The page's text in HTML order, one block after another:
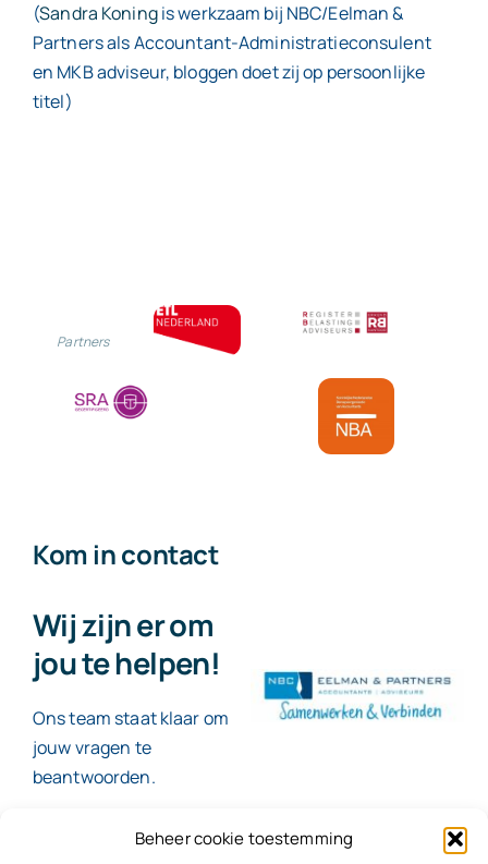
Beheer cookie toestemming
(Sandra Koningis werkzaam bij NBC/Eelman &
Partners als Accountant-Administratieconsulent
en MKB adviseur, bloggen doet zij op persoonlijke
titel)
Partners
Kom in contact
Wij zijn er om
jou te helpen!
Ons team staat klaar om
jouw vragen te
beantwoorden.
Contact